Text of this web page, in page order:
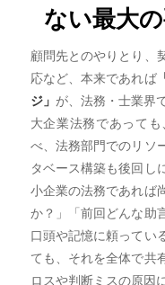
ない最大
顧問先とのやりとり、
応など、本来であれば
ジ」 が、法務・士業界
大企業法務であって
べ、法務部門でのリソ
タベース構築も後回し
小企業の法務であれば
か？」「前回どんな助
口頭や記憶に頼ってい
ても、それを全体で共
ロスや判断ミスの原因